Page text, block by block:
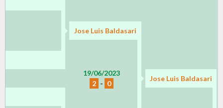
Jose Luis Baldasari
19/06/2023
2 - 0
Jose Luis Baldasari